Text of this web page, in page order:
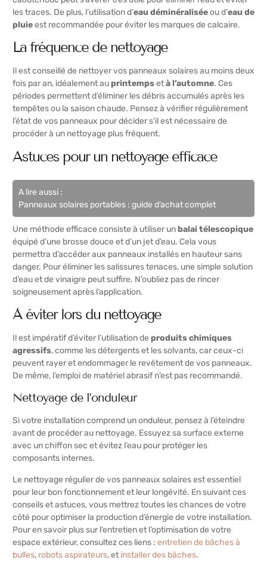
les traces. De plus, l’utilisation d’eau déminéraliséeou d’eau de
pluieest recommandée pour éviter les marques de calcaire.
La fréquence de nettoyage
Il est conseillé de nettoyer vos panneaux solaires au moins deux
fois par an, idéalement auprintempsetà l’automne. Ces
périodes permettent d’éliminer les débris accumulés après les
tempêtes ou la saison chaude. Pensez à vérifier régulièrement
l’état de vos panneaux pour décider s’il est nécessaire de
procéder à un nettoyage plus fréquent.
Astuces pour un nettoyage efficace
A lire aussi :
Panneaux solaires portables : guide d’achat complet
Une méthode efficace consiste à utiliser unbalai télescopique
équipé d’une brosse douce et d’un jet d’eau. Cela vous
permettra d’accéder aux panneaux installés en hauteur sans
danger. Pour éliminer les salissures tenaces, une simple solution
d’eau et de vinaigre peut suffire. N’oubliez pas de rincer
soigneusement après l’application.
À éviter lors du nettoyage
Il est impératif d’éviter l’utilisation de produits chimiques
agressifs, comme les détergents et les solvants, car ceux-ci
peuvent rayer et endommager le revêtement de vos panneaux.
De même, l’emploi de matériel abrasif n’est pas recommandé.
Nettoyage de l’onduleur
Si votre installation comprend un onduleur, pensez à l’éteindre
avant de procéder au nettoyage. Essuyez sa surface externe
avec un chiffon sec et évitez l’eau pour protéger les
composants internes.
Le nettoyage régulier de vos panneaux solaires est essentiel
pour leur bon fonctionnement et leur longévité. En suivant ces
conseils et astuces, vous mettrez toutes les chances de votre
côté pour optimiser la production d’énergie de votre installation.
Pour en savoir plus sur l’entretien et l’optimisation de votre
espace extérieur, consultez ces liens : entretien de bâches à
bulles, robots aspirateurs, et installer des bâches.